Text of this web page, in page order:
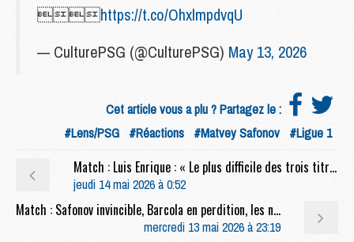
https://t.co/OhxlmpdvqU
— CulturePSG (@CulturePSG) May 13, 2026
Cet article vous a plu ? Partagez le :
#Lens/PSG #Réactions #Matvey Safonov #Ligue 1
Match : Luis Enrique : « Le plus difficile des trois titres »
jeudi 14 mai 2026 à 0:52
Match : Safonov invincible, Barcola en perdition, les notes de Lens/PSG (0-2)
mercredi 13 mai 2026 à 23:19